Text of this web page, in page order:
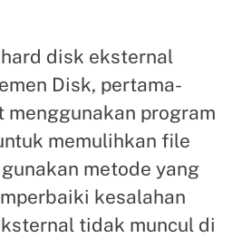
disk eksternal
Disk, pertama-
menggunakan program
memulihkan file
metode yang
kesalahan
tidak muncul di